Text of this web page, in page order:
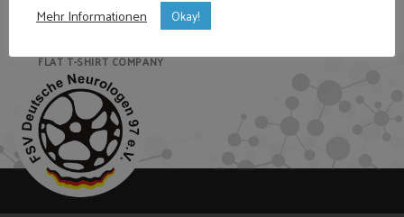
FLAT T-SHIRT COMPANY
Mehr Informationen
Okay!